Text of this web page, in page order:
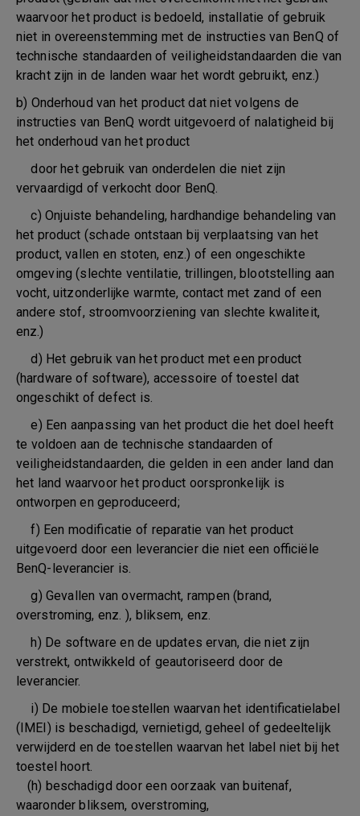
waarvoor het product is bedoeld, installatie of gebruik
niet in overeenstemming met de instructies van BenQ of
technische standaarden of veiligheidstandaarden die van
kracht zijn in de landen waar het wordt gebruikt, enz.)
b) Onderhoud van het product dat niet volgens de
instructies van BenQ wordt uitgevoerd of nalatigheid bij
het onderhoud van het product
door het gebruik van onderdelen die niet zijn
vervaardigd of verkocht door BenQ.
c) Onjuiste behandeling, hardhandige behandeling van
het product (schade ontstaan bij verplaatsing van het
product, vallen en stoten, enz.) of een ongeschikte
omgeving (slechte ventilatie, trillingen, blootstelling aan
vocht, uitzonderlijke warmte, contact met zand of een
andere stof, stroomvoorziening van slechte kwaliteit,
enz.)
d) Het gebruik van het product met een product
(hardware of software), accessoire of toestel dat
ongeschikt of defect is.
e) Een aanpassing van het product die het doel heeft
te voldoen aan de technische standaarden of
veiligheidstandaarden, die gelden in een ander land dan
het land waarvoor het product oorspronkelijk is
ontworpen en geproduceerd;
f) Een modificatie of reparatie van het product
uitgevoerd door een leverancier die niet een officiële
BenQ-leverancier is.
g) Gevallen van overmacht, rampen (brand,
overstroming, enz. ), bliksem, enz.
h) De software en de updates ervan, die niet zijn
verstrekt, ontwikkeld of geautoriseerd door de
leverancier.
i) De mobiele toestellen waarvan het identificatielabel
(IMEI) is beschadigd, vernietigd, geheel of gedeeltelijk
verwijderd en de toestellen waarvan het label niet bij het
toestel hoort.
(h) beschadigd door een oorzaak van buitenaf,
waaronder bliksem, overstroming,